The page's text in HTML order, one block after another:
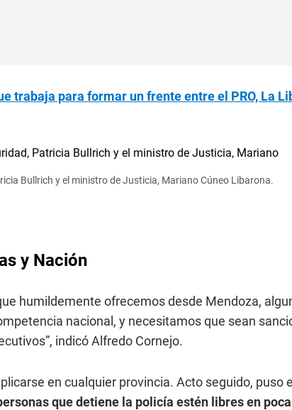
trabaja para formar un frente entre el PRO, La
Bullrich y el ministro de Justicia, Mariano Cúneo Libarona.
y Nación
humildemente ofrecemos desde Mendoza,
nacional, y necesitamos que sean
indicó Alfredo Cornejo.
en cualquier provincia. Acto seguido, puso el
que detiene la policía estén libres en